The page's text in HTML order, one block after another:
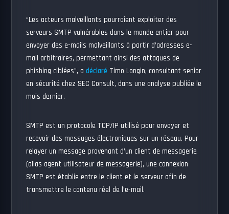
“Les acteurs malveillants pourraient exploiter des
serveurs SMTP vulnérables dans le monde entier pour
envoyer des e-mails malveillants à partir d’adresses e-
mail arbitraires, permettant ainsi des attaques de
phishing ciblées”, adéclaré Timo Longin, consultant senior
en sécurité chez SEC Consult, dans une analyse publiée le
mois dernier.
SMTP est un protocole TCP/IP utilisé pour envoyer et
recevoir des messages électroniques sur un réseau. Pour
relayer un message provenant d’un client de messagerie
(alias agent utilisateur de messagerie), une connexion
SMTP est établie entre le client et le serveur afin de
transmettre le contenu réel de l’e-mail.